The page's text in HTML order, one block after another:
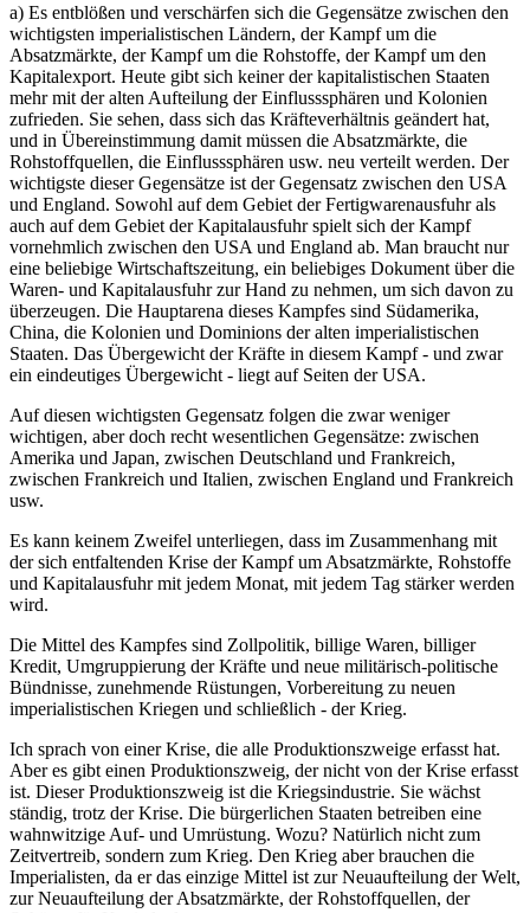
a) Es entblößen und verschärfen sich die Gegensätze zwischen den
wichtigsten imperialistischen Ländern, der Kampf um die
Absatzmärkte, der Kampf um die Rohstoffe, der Kampf um den
Kapitalexport. Heute gibt sich keiner der kapitalistischen Staaten
mehr mit der alten Aufteilung der Einflusssphären und Kolonien
zufrieden. Sie sehen, dass sich das Kräfteverhältnis geändert hat,
und in Übereinstimmung damit müssen die Absatzmärkte, die
Rohstoffquellen, die Einflusssphären usw. neu verteilt werden. Der
wichtigste dieser Gegensätze ist der Gegensatz zwischen den USA
und England. Sowohl auf dem Gebiet der Fertigwarenausfuhr als
auch auf dem Gebiet der Kapitalausfuhr spielt sich der Kampf
vornehmlich zwischen den USA und England ab. Man braucht nur
eine beliebige Wirtschaftszeitung, ein beliebiges Dokument über die
Waren- und Kapitalausfuhr zur Hand zu nehmen, um sich davon zu
überzeugen. Die Hauptarena dieses Kampfes sind Südamerika,
China, die Kolonien und Dominions der alten imperialistischen
Staaten. Das Übergewicht der Kräfte in diesem Kampf - und zwar
ein eindeutiges Übergewicht - liegt auf Seiten der USA.
Auf diesen wichtigsten Gegensatz folgen die zwar weniger
wichtigen, aber doch recht wesentlichen Gegensätze: zwischen
Amerika und Japan, zwischen Deutschland und Frankreich,
zwischen Frankreich und Italien, zwischen England und Frankreich
usw.
Es kann keinem Zweifel unterliegen, dass im Zusammenhang mit
der sich entfaltenden Krise der Kampf um Absatzmärkte, Rohstoffe
und Kapitalausfuhr mit jedem Monat, mit jedem Tag stärker werden
wird.
Die Mittel des Kampfes sind Zollpolitik, billige Waren, billiger
Kredit, Umgruppierung der Kräfte und neue militärisch-politische
Bündnisse, zunehmende Rüstungen, Vorbereitung zu neuen
imperialistischen Kriegen und schließlich - der Krieg.
Ich sprach von einer Krise, die alle Produktionszweige erfasst hat.
Aber es gibt einen Produktionszweig, der nicht von der Krise erfasst
ist. Dieser Produktionszweig ist die Kriegsindustrie. Sie wächst
ständig, trotz der Krise. Die bürgerlichen Staaten betreiben eine
wahnwitzige Auf- und Umrüstung. Wozu? Natürlich nicht zum
Zeitvertreib, sondern zum Krieg. Den Krieg aber brauchen die
Imperialisten, da er das einzige Mittel ist zur Neuaufteilung der Welt,
zur Neuaufteilung der Absatzmärkte, der Rohstoffquellen, der